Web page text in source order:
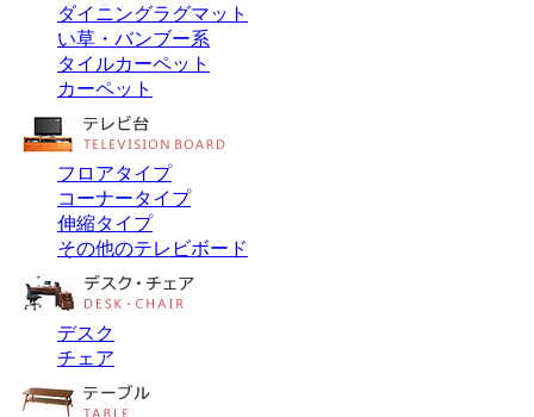
ダイニングラグマット
い草・バンブー系
タイルカーペット
カーペット
フロアタイプ
コーナータイプ
伸縮タイプ
その他のテレビボード
デスク
チェア